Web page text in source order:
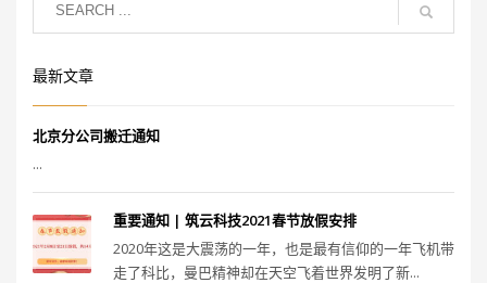
最新文章
北京分公司搬迁通知
...
重要通知 | 筑云科技2021春节放假安排
2020年这是大震荡的一年，也是最有信仰的一年飞机带
走了科比，曼巴精神却在天空飞着世界发明了新...